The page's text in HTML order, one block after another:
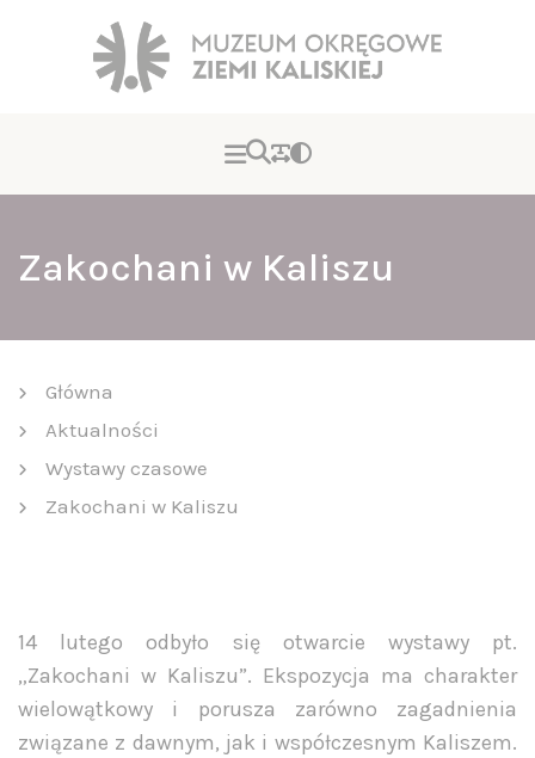
Zakochani w Kaliszu
Główna
Aktualności
Wystawy czasowe
Zakochani w Kaliszu
14 lutego odbyło się otwarcie wystawy pt.
„Zakochani w Kaliszu”. Ekspozycja ma charakter
wielowątkowy i porusza zarówno zagadnienia
związane z dawnym, jak i współczesnym Kaliszem.